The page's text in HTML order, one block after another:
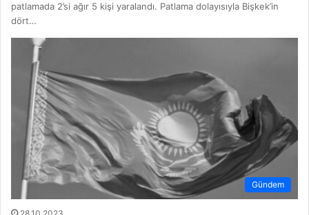
patlamada 2’si ağır 5 kişi yaralandı. Patlama dolayısıyla Bişkek’in
dört…
Gündem